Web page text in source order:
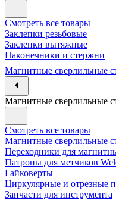
Смотреть все товары
Заклепки резьбовые
Заклепки вытяжные
Наконечники и стержни
Магнитные сверлильные
Магнитные сверлильные
Смотреть все товары
Магнитные сверлильные
Переходники для
Патроны для метчиков
Гайковерты
Циркулярные и отрезные
Запчасти для инструмента